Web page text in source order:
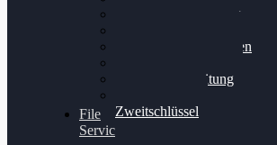
Getriebeoptimierung
Bremsscheiben planen
Felgenaufbereitung
Zweitschlüssel
File
Service